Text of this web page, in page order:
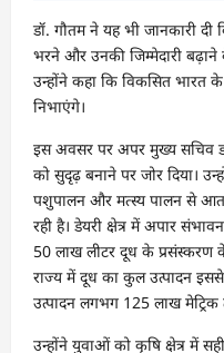
डॉ. गौतम ने यह भी जानकारी दी
भरने और उनकी जिम्मेदारी बढ़ाने
उन्होंने कहा कि विकसित भारत के
निभाएंगे।
इस अवसर पर अपर मुख्य सचिव
को सुदृढ़ बनाने पर जोर दिया।
पशुपालन और मत्स्य पालन से
रही है। डेयरी क्षेत्र में अपार
50 लाख लीटर दूध के प्रसंस्करण
राज्य में दूध का कुल उत्पादन
उत्पादन लगभग 125 लाख मेट्रिक
उन्होंने युवाओं को कृषि क्षेत्र में